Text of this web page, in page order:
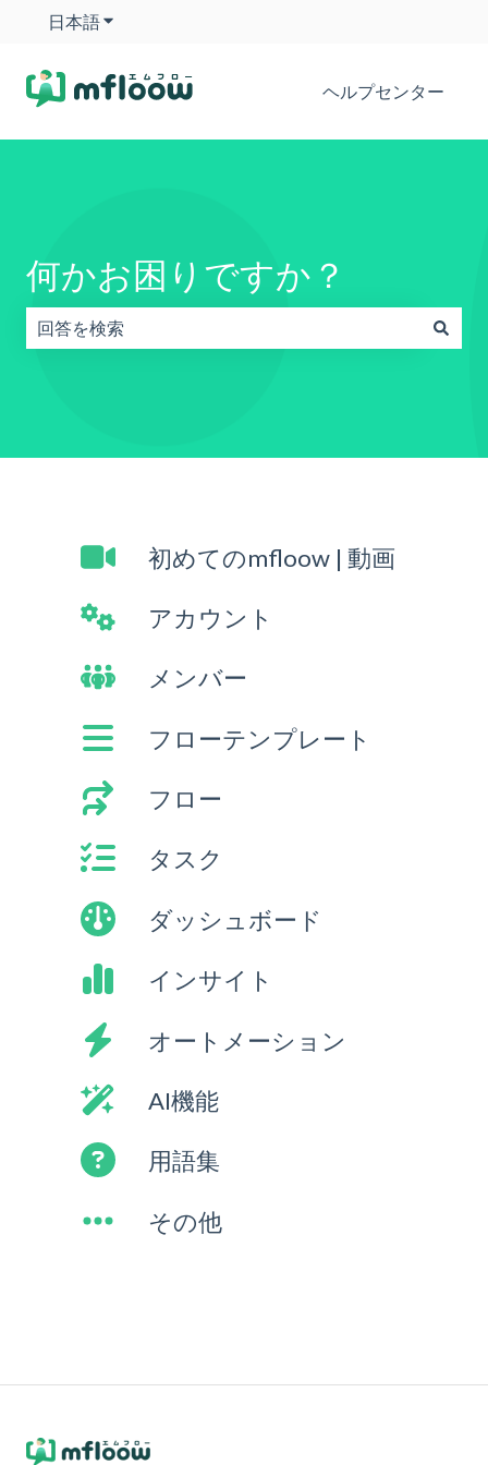
日本語翻訳のサブメニューを表示
ヘルプセンター
何かお困りですか？
初めてのmfloow | 動画
アカウント
メンバー
フローテンプレート
フロー
タスク
ダッシュボード
インサイト
オートメーション
AI機能
用語集
その他